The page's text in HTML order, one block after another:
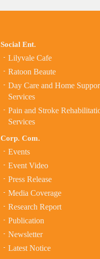
Social Ent.
Lilyvale Cafe
Ratoon Beaute
Day Care and Home
Services
Pain and Stroke
Services
Corp. Com.
Events
Event Video
Press Release
Media Coverage
Research Report
Publication
Newsletter
Latest Notice